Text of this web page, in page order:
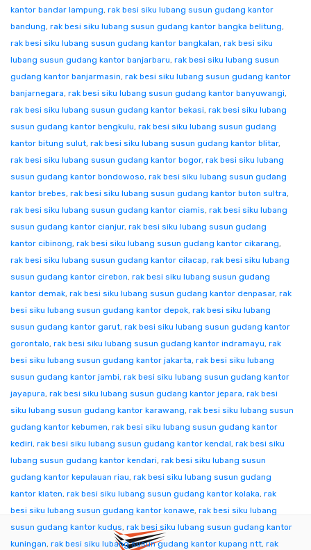
kantor bandar lampung, rak besi siku lubang susun gudang kantor
bandung, rak besi siku lubang susun gudang kantor bangka belitung,
rak besi siku lubang susun gudang kantor bangkalan, rak besi siku
lubang susun gudang kantor banjarbaru, rak besi siku lubang susun
gudang kantor banjarmasin, rak besi siku lubang susun gudang kantor
banjarnegara, rak besi siku lubang susun gudang kantor banyuwangi,
rak besi siku lubang susun gudang kantor bekasi, rak besi siku lubang
susun gudang kantor bengkulu, rak besi siku lubang susun gudang
kantor bitung sulut, rak besi siku lubang susun gudang kantor blitar,
rak besi siku lubang susun gudang kantor bogor, rak besi siku lubang
susun gudang kantor bondowoso, rak besi siku lubang susun gudang
kantor brebes, rak besi siku lubang susun gudang kantor buton sultra,
rak besi siku lubang susun gudang kantor ciamis, rak besi siku lubang
susun gudang kantor cianjur, rak besi siku lubang susun gudang
kantor cibinong, rak besi siku lubang susun gudang kantor cikarang,
rak besi siku lubang susun gudang kantor cilacap, rak besi siku lubang
susun gudang kantor cirebon, rak besi siku lubang susun gudang
kantor demak, rak besi siku lubang susun gudang kantor denpasar, rak
besi siku lubang susun gudang kantor depok, rak besi siku lubang
susun gudang kantor garut, rak besi siku lubang susun gudang kantor
gorontalo, rak besi siku lubang susun gudang kantor indramayu, rak
besi siku lubang susun gudang kantor jakarta, rak besi siku lubang
susun gudang kantor jambi, rak besi siku lubang susun gudang kantor
jayapura, rak besi siku lubang susun gudang kantor jepara, rak besi
siku lubang susun gudang kantor karawang, rak besi siku lubang susun
gudang kantor kebumen, rak besi siku lubang susun gudang kantor
kediri, rak besi siku lubang susun gudang kantor kendal, rak besi siku
lubang susun gudang kantor kendari, rak besi siku lubang susun
gudang kantor kepulauan riau, rak besi siku lubang susun gudang
kantor klaten, rak besi siku lubang susun gudang kantor kolaka, rak
besi siku lubang susun gudang kantor konawe, rak besi siku lubang
susun gudang kantor kudus, rak besi siku lubang susun gudang kantor
kuningan, rak besi siku lubang susun gudang kantor kupang ntt, rak